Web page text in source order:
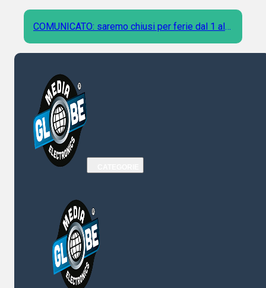
COMUNICATO: saremo chiusi per ferie dal 1 al 9
Agosto